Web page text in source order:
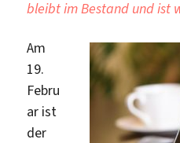
bleibt im Bestand und ist
Am
19.
Febru
ar ist
der